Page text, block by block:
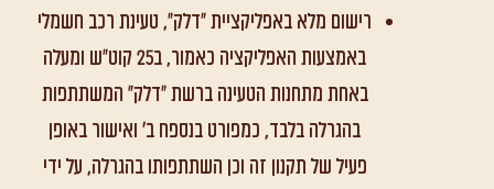
רישום מלא באפליקציית "דלק", טעינת רכב חשמלי
באמצעות האפליקציה כאמור, ב25 קוט"ש ומעלה
באחת מתחנות הטעינה ברשת "דלק" המשתתפות
בהגרלה בלבד, כמפורט בנספח ב' ואישור באופן
פעיל של תקנון זה וכן השתתפותו בהגרלה, על ידי